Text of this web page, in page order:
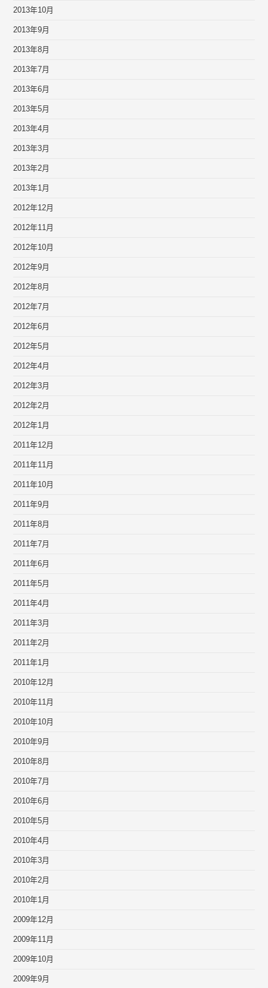
2013年10月
2013年9月
2013年8月
2013年7月
2013年6月
2013年5月
2013年4月
2013年3月
2013年2月
2013年1月
2012年12月
2012年11月
2012年10月
2012年9月
2012年8月
2012年7月
2012年6月
2012年5月
2012年4月
2012年3月
2012年2月
2012年1月
2011年12月
2011年11月
2011年10月
2011年9月
2011年8月
2011年7月
2011年6月
2011年5月
2011年4月
2011年3月
2011年2月
2011年1月
2010年12月
2010年11月
2010年10月
2010年9月
2010年8月
2010年7月
2010年6月
2010年5月
2010年4月
2010年3月
2010年2月
2010年1月
2009年12月
2009年11月
2009年10月
2009年9月